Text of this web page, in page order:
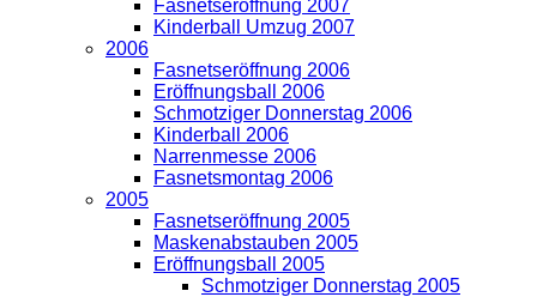
Fasnetseröffnung 2007
Kinderball Umzug 2007
2006
Fasnetseröffnung 2006
Eröffnungsball 2006
Schmotziger Donnerstag 2006
Kinderball 2006
Narrenmesse 2006
Fasnetsmontag 2006
2005
Fasnetseröffnung 2005
Maskenabstauben 2005
Eröffnungsball 2005
Schmotziger Donnerstag 2005